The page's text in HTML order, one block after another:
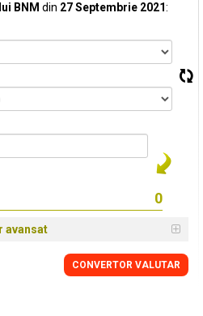
BNM din 27 Septembrie 2021:
avansat
CONVERTOR VALUTAR